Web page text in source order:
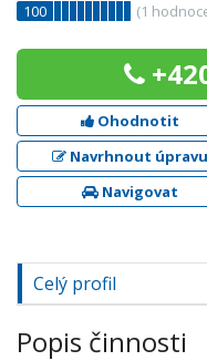
100
(1
Ohodnotit
Navrhnout úpravu
Navigovat
Celý profil
Popis činnosti